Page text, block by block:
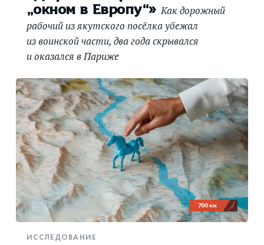
„окном в Европу“»Как дорожный
рабочий из якутского посёлка убежал
из воинской части, два года скрывался
и оказался в Париже
700 км
ИССЛЕДОВАНИЕ